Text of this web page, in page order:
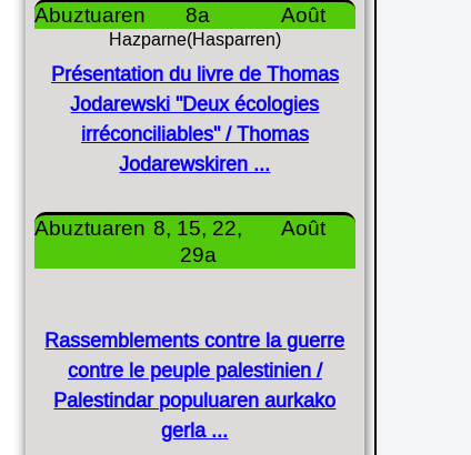
Présentation du livre de Thomas
Jodarewski "Deux écologies
irréconciliables" / Thomas
Jodarewskiren ...
Abuztua 8 Août
Hazparne(Hasparren)
Rassemblements contre la guerre
contre le peuple palestinien /
Palestindar populuaren aurkako
gerla ...
Abuztua
8, 15, 22,
29
Août